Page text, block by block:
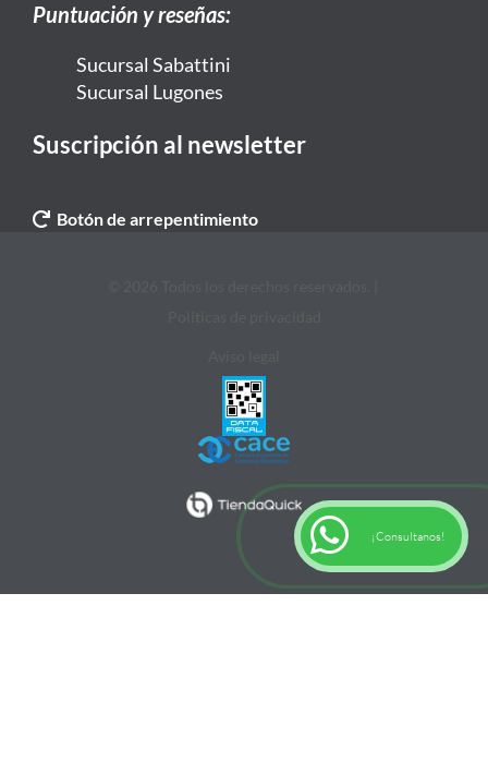
Puntuación y reseñas:
Sucursal Sabattini
Sucursal Lugones
Suscripción al newsletter
Botón de arrepentimiento
¡Consultanos!